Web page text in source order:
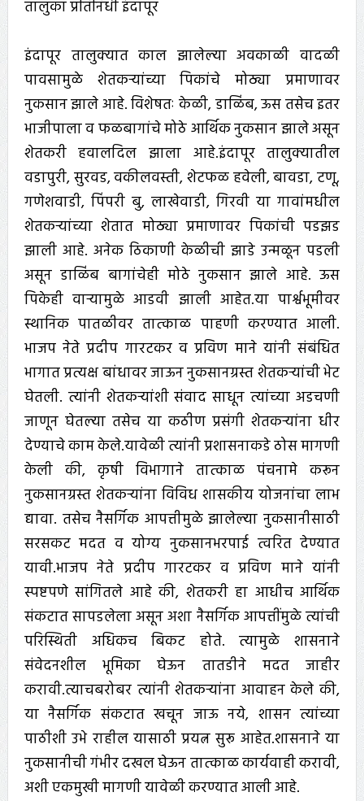
तालुका प्रतिनिधी इंदापूर
इंदापूर तालुक्यात काल झालेल्या अवकाळी वादळी
पावसामुळे शेतकऱ्यांच्या पिकांचे मोठ्या प्रमाणावर
नुकसान झाले आहे. विशेषतः केळी, डाळिंब, ऊस तसेच इतर
भाजीपाला व फळबागांचे मोठे आर्थिक नुकसान झाले असून
शेतकरी हवालदिल झाला आहे.इंदापूर तालुक्यातील
वडापुरी, सुरवड, वकीलवस्ती, शेटफळ हवेली, बावडा, टणू,
गणेशवाडी, पिंपरी बु, लाखेवाडी, गिरवी या गावांमधील
शेतकऱ्यांच्या शेतात मोठ्या प्रमाणावर पिकांची पडझड
झाली आहे. अनेक ठिकाणी केळीची झाडे उन्मळून पडली
असून डाळिंब बागांचेही मोठे नुकसान झाले आहे. ऊस
पिकेही वाऱ्यामुळे आडवी झाली आहेत.या पार्श्वभूमीवर
स्थानिक पातळीवर तात्काळ पाहणी करण्यात आली.
भाजप नेते प्रदीप गारटकर व प्रविण माने यांनी संबंधित
भागात प्रत्यक्ष बांधावर जाऊन नुकसानग्रस्त शेतकऱ्यांची भेट
घेतली. त्यांनी शेतकऱ्यांशी संवाद साधून त्यांच्या अडचणी
जाणून घेतल्या तसेच या कठीण प्रसंगी शेतकऱ्यांना धीर
देण्याचे काम केले.यावेळी त्यांनी प्रशासनाकडे ठोस मागणी
केली की, कृषी विभागाने तात्काळ पंचनामे करून
नुकसानग्रस्त शेतकऱ्यांना विविध शासकीय योजनांचा लाभ
द्यावा. तसेच नैसर्गिक आपत्तीमुळे झालेल्या नुकसानीसाठी
सरसकट मदत व योग्य नुकसानभरपाई त्वरित देण्यात
यावी.भाजप नेते प्रदीप गारटकर व प्रविण माने यांनी
स्पष्टपणे सांगितले आहे की, शेतकरी हा आधीच आर्थिक
संकटात सापडलेला असून अशा नैसर्गिक आपत्तींमुळे त्यांची
परिस्थिती अधिकच बिकट होते. त्यामुळे शासनाने
संवेदनशील भूमिका घेऊन तातडीने मदत जाहीर
करावी.त्याचबरोबर त्यांनी शेतकऱ्यांना आवाहन केले की,
या नैसर्गिक संकटात खचून जाऊ नये, शासन त्यांच्या
पाठीशी उभे राहील यासाठी प्रयत्न सुरू आहेत.शासनाने या
नुकसानीची गंभीर दखल घेऊन तात्काळ कार्यवाही करावी,
अशी एकमुखी मागणी यावेळी करण्यात आली आहे.